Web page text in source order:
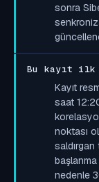
sonra
Bu kayıt ilk
Kayıt
saat
noktası
nedenle